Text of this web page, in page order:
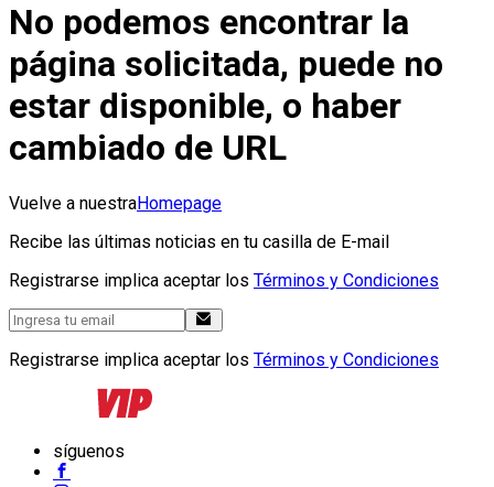
No podemos encontrar la
página solicitada, puede no
estar disponible, o haber
cambiado de URL
Vuelve a nuestraHomepage
Recibe las últimas noticias en tu casilla de E-mail
Registrarse implica aceptar los Términos y Condiciones
Registrarse implica aceptar los Términos y Condiciones
síguenos